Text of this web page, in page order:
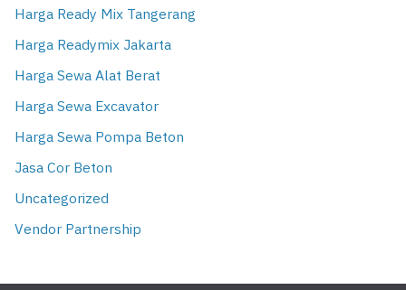
Harga Ready Mix Tangerang
Harga Readymix Jakarta
Harga Sewa Alat Berat
Harga Sewa Excavator
Harga Sewa Pompa Beton
Jasa Cor Beton
Uncategorized
Vendor Partnership